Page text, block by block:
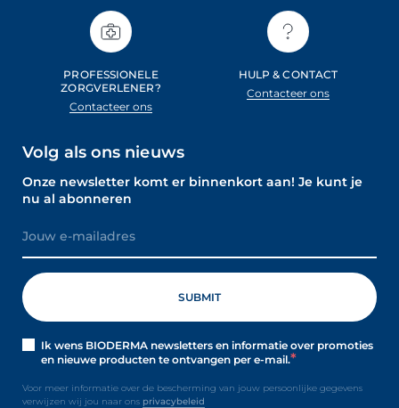
PROFESSIONELE
ZORGVERLENER?
Contacteer ons
HULP & CONTACT
Contacteer ons
Volg als ons nieuws
Onze newsletter komt er binnenkort aan! Je kunt je
nu al abonneren
Ik wens BIODERMA newsletters en informatie over promoties
en nieuwe producten te ontvangen per e-mail.
Voor meer informatie over de bescherming van jouw persoonlijke gegevens
verwijzen wij jou naar ons privacybeleid